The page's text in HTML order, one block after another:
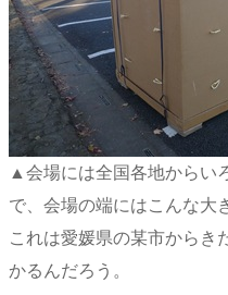
▲会場には全国各地からい
で、会場の端にはこんな大
これは愛媛県の某市からき
かるんだろう。